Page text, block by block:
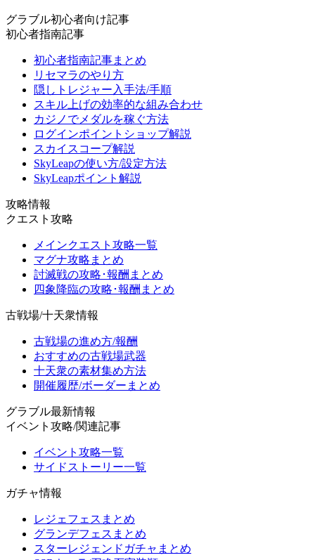
グラブル初心者向け記事
初心者指南記事
初心者指南記事まとめ
リセマラのやり方
隠しトレジャー入手法/手順
スキル上げの効率的な組み合わせ
カジノでメダルを稼ぐ方法
ログインポイントショップ解説
スカイスコープ解説
SkyLeapの使い方/設定方法
SkyLeapポイント解説
攻略情報
クエスト攻略
メインクエスト攻略一覧
マグナ攻略まとめ
討滅戦の攻略･報酬まとめ
四象降臨の攻略･報酬まとめ
古戦場/十天衆情報
古戦場の進め方/報酬
おすすめの古戦場武器
十天衆の素材集め方法
開催履歴/ボーダーまとめ
グラブル最新情報
イベント攻略/関連記事
イベント攻略一覧
サイドストーリー一覧
ガチャ情報
レジェフェスまとめ
グランデフェスまとめ
スターレジェンドガチャまとめ